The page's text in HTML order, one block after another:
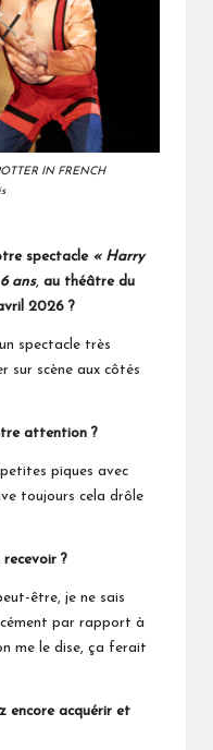
IN FRENCH
spectacle « Harry
ans, au théâtre du
2026 ?
spectacle très
sur scène aux côtés
attention ?
petites piques avec
toujours cela drôle
recevoir ?
être, je ne sais
par rapport à
me le dise, ça ferait
encore acquérir et